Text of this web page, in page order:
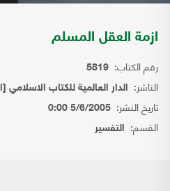
ازمة العقل المسلم
رقم الكتاب: 5819
الناشر: الدار العالمية للكتاب الاسلامي
تاريخ النشر: 5/6/2005 0:00
القسم: التفسير